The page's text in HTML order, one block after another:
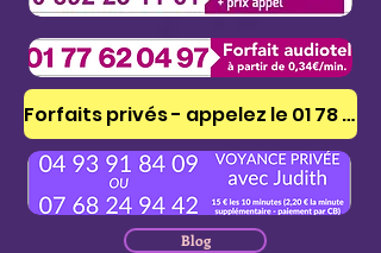
Blog
Forfaits privés - appelez le 01 78 41 53 51